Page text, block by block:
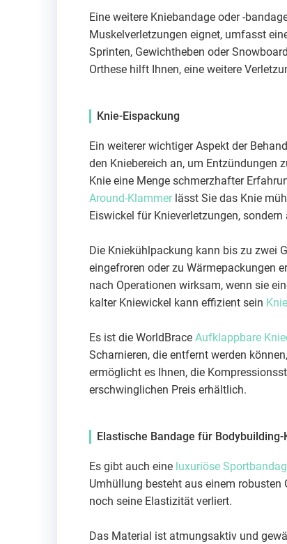
Eine weitere Kniebandage oder -
Muskelverletzungen eignet, umfasst
Sprinten, Gewichtheben oder
Orthese hilft Ihnen, eine weitere
Knie-Eispackung
Ein weiterer wichtiger Aspekt der
den Kniebereich an, um Entzündungen
Knie eine Menge schmerzhafter
Around-Klammerlässt Sie das Knie
Eiswickel für Knieverletzungen,
Die Kniekühlpackung kann bis zu zwei
eingefroren oder zu Wärmepackungen
nach Operationen wirksam, wenn sie
kalter Kniewickel kann effizient sein
Es ist die WorldBrace Aufklappbare
Scharnieren, die entfernt werden
ermöglicht es Ihnen, die
erschwinglichen Preis erhältlich.
Elastische Bandage für
Es gibt auch eine luxuriöse
Umhüllung besteht aus einem
noch seine Elastizität verliert.
Das Material ist atmungsaktiv und